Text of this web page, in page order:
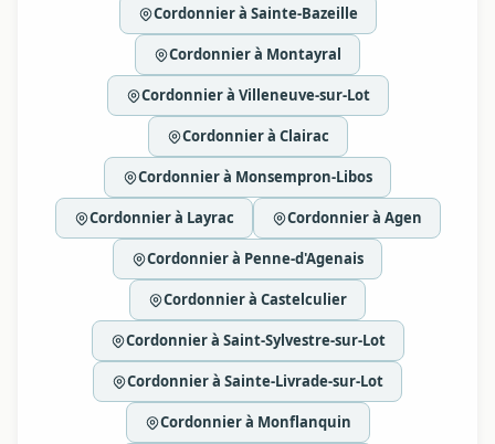
Cordonnier à Sainte-Bazeille
Cordonnier à Montayral
Cordonnier à Villeneuve-sur-Lot
Cordonnier à Clairac
Cordonnier à Monsempron-Libos
Cordonnier à Layrac Cordonnier à Agen
Cordonnier à Penne-d'Agenais
Cordonnier à Castelculier
Cordonnier à Saint-Sylvestre-sur-Lot
Cordonnier à Sainte-Livrade-sur-Lot
Cordonnier à Monflanquin